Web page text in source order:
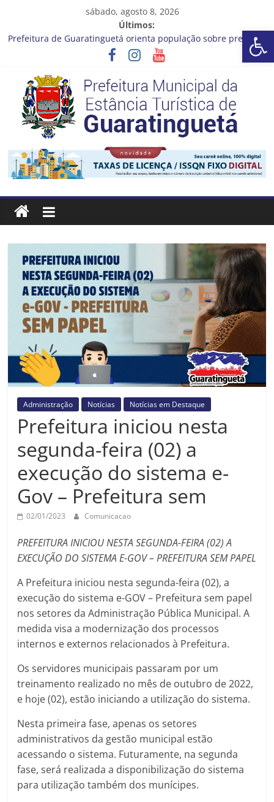
Barra de Ferramentas Aberta
sábado, agosto 8, 2026
Últimos:
Prefeitura de Guaratinguetá orienta população sobre previsão
de ventos fortes e chuva entre os dias 6 e 8 de agosto
Cinema Pontos MIS | Programação de Agosto
Neste sábado (08), a Prefeitura de Guaratinguetá realiza mais
uma edição do programa “Sábado Saúde”
A Operação Cata Bagulho atenderá o seguinte bairro neste
sábado, (08)
Prefeitura
Estância
Turística
Guaratinguetá
Prefeitura
Estância
Turística
Guaratinguetá
Administração Notícias Notícias em Destaque
Prefeitura iniciou nesta
segunda-feira (02) a
execução do sistema e-
Gov – Prefeitura sem
02/01/2023 Comunicacao
PREFEITURA INICIOU NESTA SEGUNDA-FEIRA (02) A
EXECUÇÃO DO SISTEMA E-GOV – PREFEITURA SEM PAPEL
A Prefeitura iniciou nesta segunda-feira (02), a
execução do sistema e-GOV – Prefeitura sem papel
nos setores da Administração Pública Municipal. A
medida visa a modernização dos processos
internos e externos relacionados à Prefeitura.
Os servidores municipais passaram por um
treinamento realizado no mês de outubro de 2022,
e hoje (02), estão iniciando a utilização do sistema.
Nesta primeira fase, apenas os setores
administrativos da gestão municipal estão
acessando o sistema. Futuramente, na segunda
fase, será realizada a disponibilização do sistema
para utilização também dos munícipes.